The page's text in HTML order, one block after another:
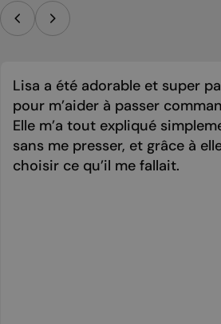
Lisa a été adorable et super
pour m’aider à passer
Elle m’a tout expliqué
sans me presser, et grâce à
choisir ce qu’il me fallait.